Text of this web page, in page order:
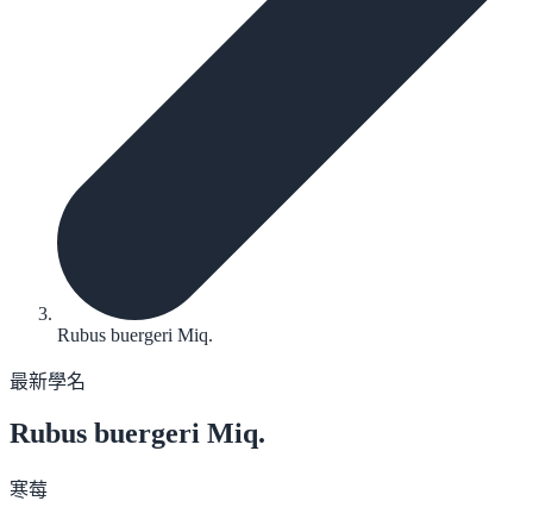
Rubus buergeri Miq.
最新學名
Rubus buergeri Miq.
寒莓